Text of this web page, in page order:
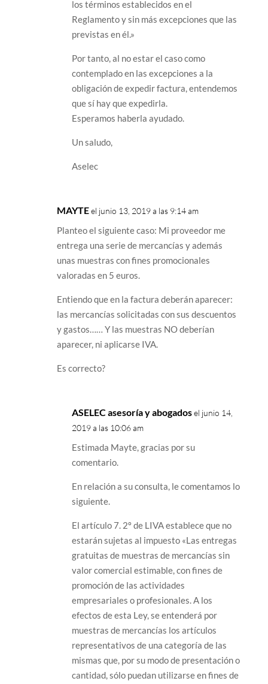
los términos establecidos en el
Reglamento y sin más excepciones que las
previstas en él.»
Por tanto, al no estar el caso como
contemplado en las excepciones a la
obligación de expedir factura, entendemos
que sí hay que expedirla.
Esperamos haberla ayudado.
Un saludo,
Aselec
MAYTEel junio 13, 2019 a las 9:14 am
Planteo el siguiente caso: Mi proveedor me
entrega una serie de mercancías y además
unas muestras con fines promocionales
valoradas en 5 euros.
Entiendo que en la factura deberán aparecer:
las mercancías solicitadas con sus descuentos
y gastos…… Y las muestras NO deberían
aparecer, ni aplicarse IVA.
Es correcto?
ASELEC asesoría y abogadosel junio 14,
2019 a las 10:06 am
Estimada Mayte, gracias por su
comentario.
En relación a su consulta, le comentamos lo
siguiente.
El artículo 7. 2º de LIVA establece que no
estarán sujetas al impuesto «Las entregas
gratuitas de muestras de mercancías sin
valor comercial estimable, con fines de
promoción de las actividades
empresariales o profesionales. A los
efectos de esta Ley, se entenderá por
muestras de mercancías los artículos
representativos de una categoría de las
mismas que, por su modo de presentación o
cantidad, sólo puedan utilizarse en fines de